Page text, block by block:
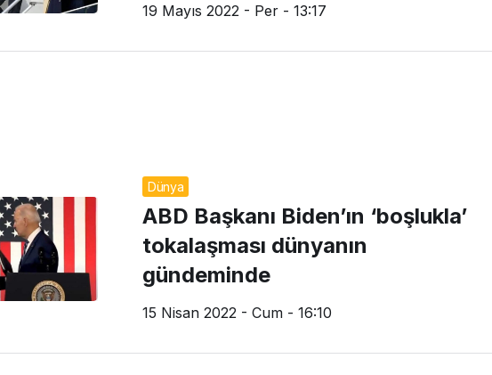
19 Mayıs 2022 - Per - 13:17
Dünya
ABD Başkanı Biden’ın ‘boşlukla’
tokalaşması dünyanın
gündeminde
15 Nisan 2022 - Cum - 16:10